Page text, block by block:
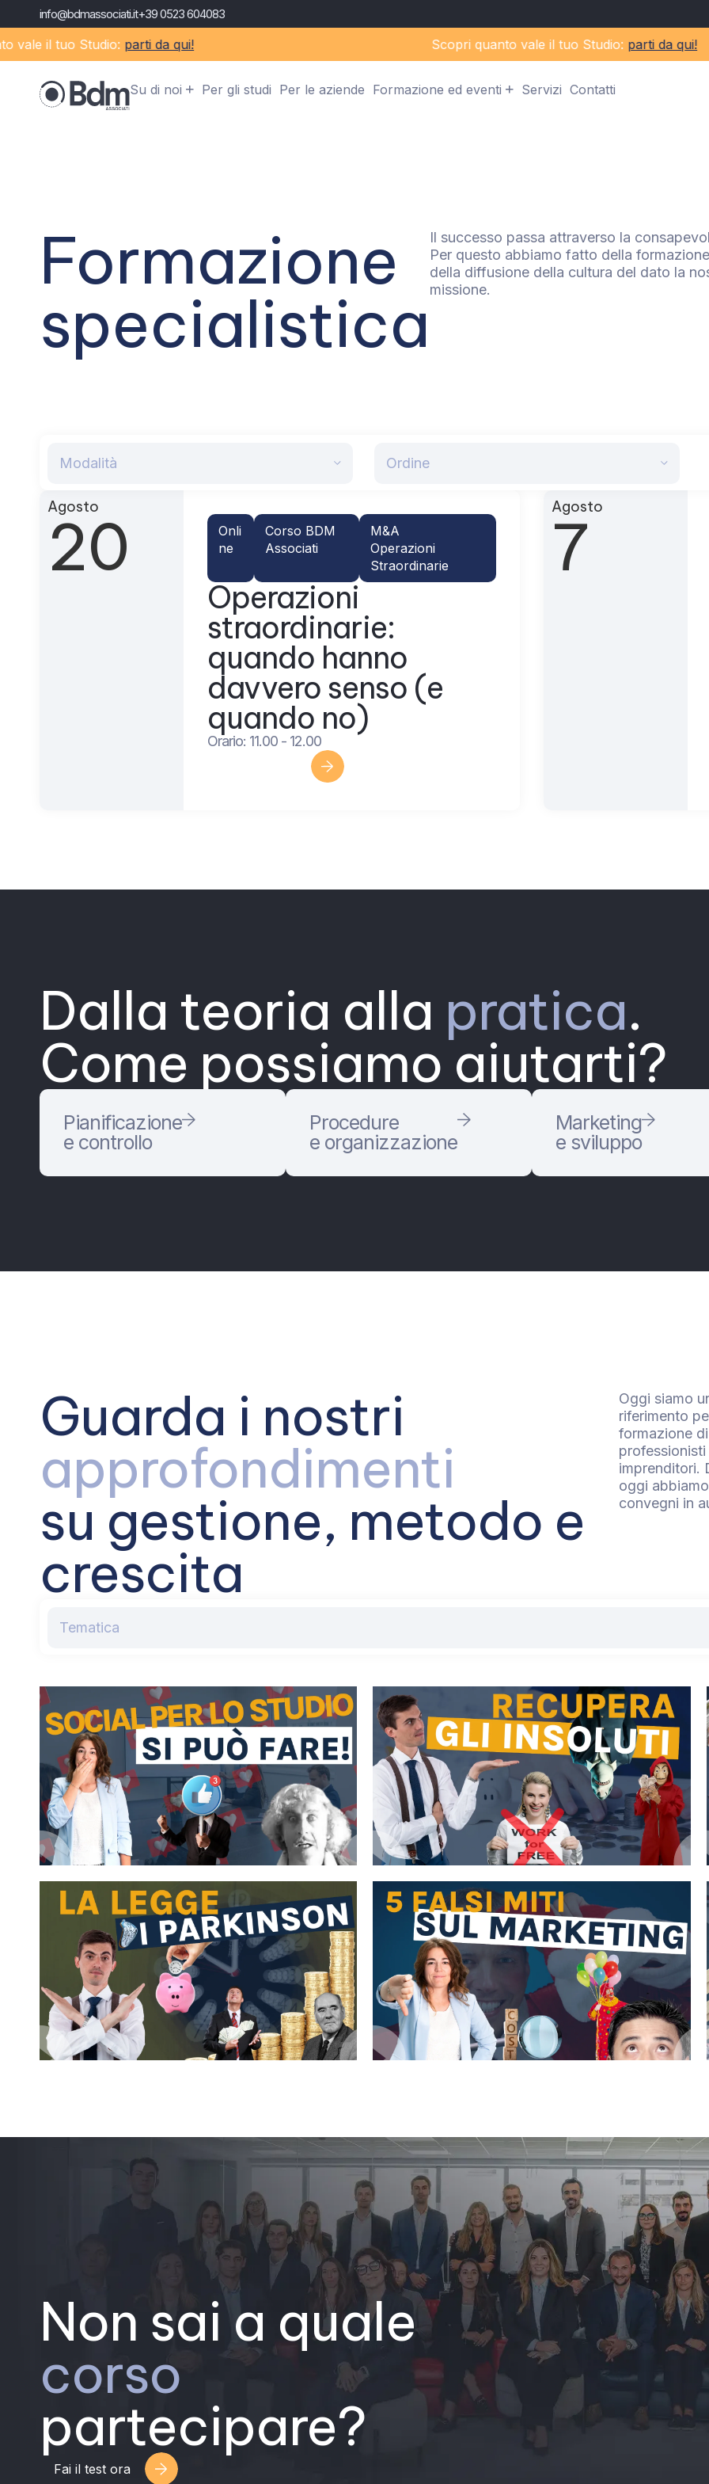
info@bdmassociati.it+39 0523 604083
il tuo Studio:parti da qui! Scopri quanto vale il tuo Studio:parti da qui!
Su di noi Per gli studi Per le aziende Formazione ed eventi Servizi Contatti
Formazione
specialistica
Il successo passa attraverso la
Per questo abbiamo fatto della
della diffusione della cultura del dato la
missione.
Modalità Ordine
Agosto
20
Onli
ne
Corso BDM
Associati
M&A
Operazioni
Straordinarie
Operazioni
straordinarie:
quando hanno
davvero senso (e
quando no)
Orario: 11.00 - 12.00
Agosto
7
Dalla teoria alla pratica.
Come possiamo aiutarti?
Pianificazione
e controllo
Procedure
e organizzazione
Marketing
e sviluppo
Guarda i nostri
approfondimenti
su gestione, metodo e
crescita
Oggi siamo
riferimento
formazione
professionisti
imprenditori.
oggi
convegni in
Tematica
Non sai a quale
corso
partecipare?
Fai il test ora